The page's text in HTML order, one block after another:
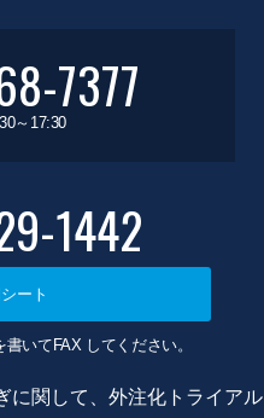
7377
～17:30
1442
ート
いてFAX してください。
関して、外注化トライアル